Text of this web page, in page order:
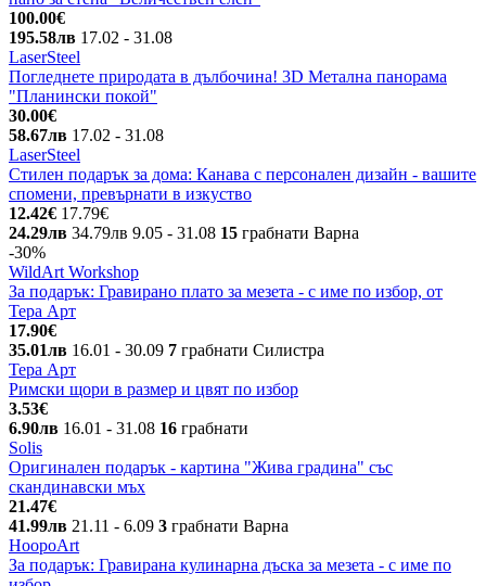
100.00€
195.58лв 17.02 - 31.08
LaserSteel
Погледнете природата в дълбочина! 3D Метална панорама
"Планински покой"
30.00€
58.67лв 17.02 - 31.08
LaserSteel
Стилен подарък за дома: Канава с персонален дизайн - вашите
спомени, превърнати в изкуство
12.42€ 17.79€
24.29лв 34.79лв 9.05 - 31.08 15 грабнати Варна
-30%
WildArt Workshop
За подарък: Гравирано плато за мезета - с име по избор, от
Тера Арт
17.90€
35.01лв 16.01 - 30.09 7 грабнати Силистра
Тера Арт
Римски щори в размер и цвят по избор
3.53€
6.90лв 16.01 - 31.08 16 грабнати
Solis
Оригинален подарък - картина "Жива градина" със
скандинавски мъх
21.47€
41.99лв 21.11 - 6.09 3 грабнати Варна
HoopoArt
За подарък: Гравирана кулинарна дъска за мезета - с име по